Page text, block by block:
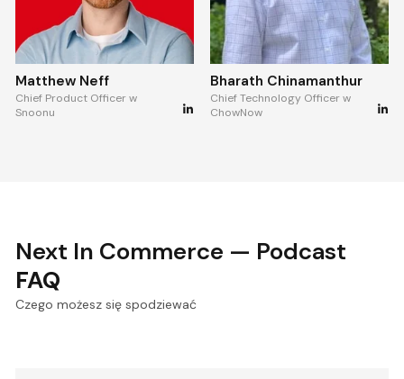
Matthew Neff
Chief Product Officer w
Snoonu
Bharath Chinamanthur
Chief Technology Officer w
ChowNow
Next In Commerce — Podcast
FAQ
Czego możesz się spodziewać